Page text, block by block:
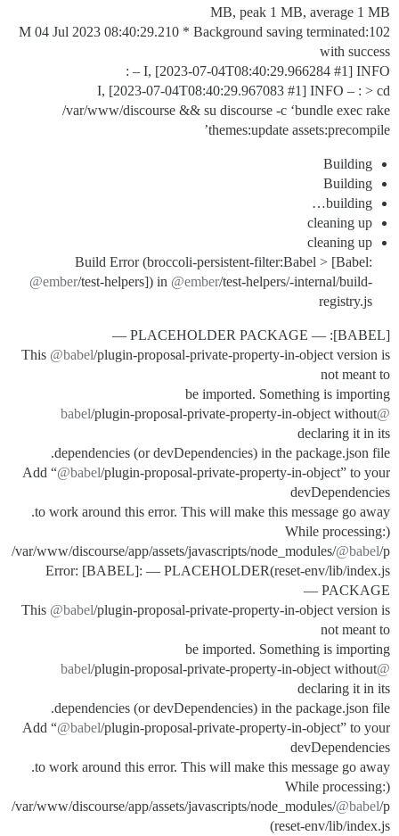
MB, peak 1 MB, average 1 MB
102:M 04 Jul 2023 08:40:29.210 * Background saving terminated
with success
I, [2023-07-04T08:40:29.966284 #1] INFO – :
I, [2023-07-04T08:40:29.967083 #1] INFO – : > cd
/var/www/discourse && su discourse -c ‘bundle exec rake
themes:update assets:precompile’
Building
Building
building…
cleaning up
cleaning up
Build Error (broccoli-persistent-filter:Babel > [Babel:
@ember/test-helpers]) in @ember/test-helpers/-internal/build-
registry.js
[BABEL]: — PLACEHOLDER PACKAGE —
This @babel/plugin-proposal-private-property-in-object version is
not meant to
be imported. Something is importing
@babel
/plugin-proposal-private-property-in-object without
declaring it in its
dependencies (or devDependencies) in the package.json file.
Add “@babel/plugin-proposal-private-property-in-object” to your
devDependencies
to work around this error. This will make this message go away.
(While processing:
/var/www/discourse/app/assets/javascripts/node_modules/@babel/p
reset-env/lib/index.js)Error: [BABEL]: — PLACEHOLDER
PACKAGE —
This @babel/plugin-proposal-private-property-in-object version is
not meant to
be imported. Something is importing
@babel
/plugin-proposal-private-property-in-object without
declaring it in its
dependencies (or devDependencies) in the package.json file.
Add “@babel/plugin-proposal-private-property-in-object” to your
devDependencies
to work around this error. This will make this message go away.
(While processing:
/var/www/discourse/app/assets/javascripts/node_modules/@babel/p
reset-env/lib/index.js)